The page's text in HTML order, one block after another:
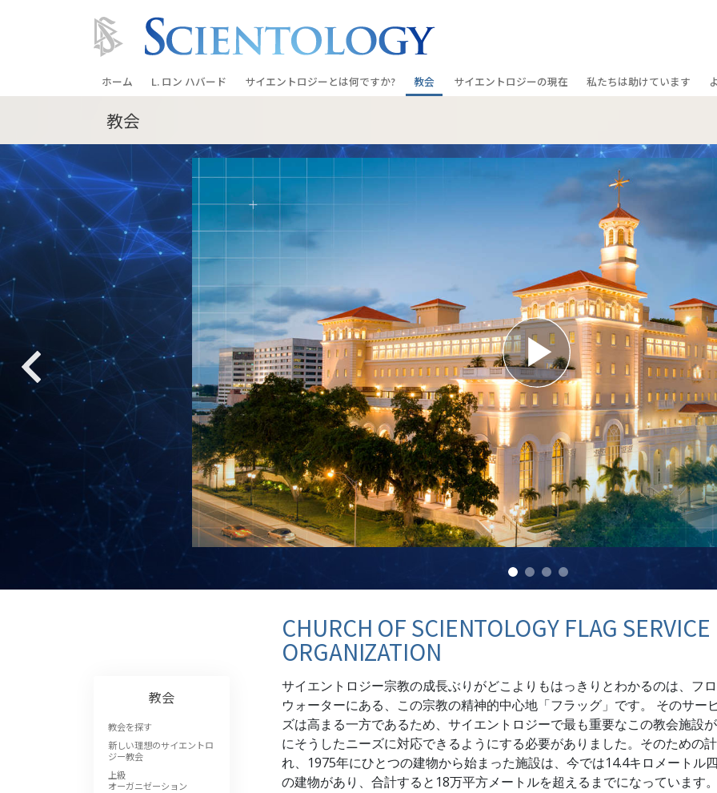
ホーム L. ロン ハバード サイエントロジーとは何ですか?
サイエントロジーの信条と規律
サイエントロジストたちが語るサイエ
サイエントロジストに会いましょう
教会の内部
サイエントロジーの基本原理
ダイアネティックスの紹介
愛と憎しみ ―
偉大さとは何か?
教会
新しい理想のサイエントロジー教会
サイエントロジーを
世界にもたらす
サイエントロジーの現在
Scientology・イベント
デビッド･ミスキャベッジ氏—
私たちは助けています
アプライド･スカラスティ
クリミノン
ナルコノン
真実を知ってください：薬
ユナイテッド･フォー･ヒュ
ツ
市民の人権擁護の会
サイエントロジー･ボラン
スター
オーデ
初級の
教会
CHURCH OF SCIENTOLOGY FLAG SERVICE
ORGANIZATION
サイエントロジー宗教の成長ぶりがどこよりもはっきりとわかるのは、フ
ウォーターにある、この宗教の精神的中心地「フラッグ」です。 そのサー
ズは高まる一方であるため、サイエントロジーで最も重要なこの教会施設
にそうしたニーズに対応できるようにする必要がありました。そのための
れ、1975年にひとつの建物から始まった施設は、今では14.4キロメートル
の建物があり、合計すると18万平方メートルを超えるまでになっています
教会
教会を探す
新しい理想のサイエントロ
ジー教会
上級
オーガニゼーション